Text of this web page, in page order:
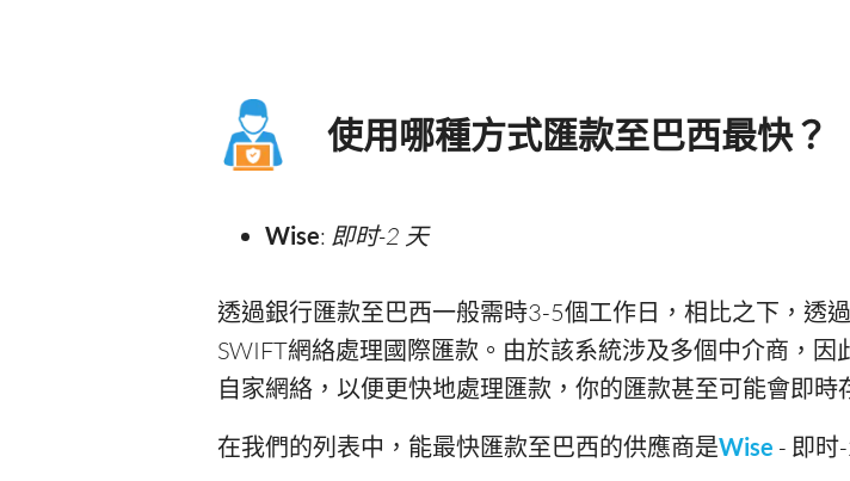
使用哪種方式匯款至巴西最快？
Wise: 即时-2 天
透過銀行匯款至巴西一般需時3-5個工作日，相比之下，透
SWIFT網絡處理國際匯款。由於該系統涉及多個中介商，
自家網絡，以便更快地處理匯款，你的匯款甚至可能會即時
在我們的列表中，能最快匯款至巴西的供應商是Wise - 即时